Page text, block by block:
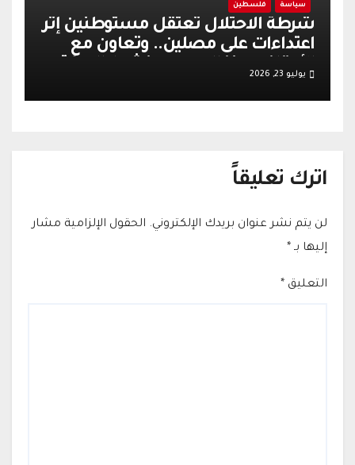
سياسة فلسطين
شرطة الاحتلال تعتقل مستوطنين إثر
اعتداءات على مصلين.. وتعاون مع
الأوقاف يعزز الهدوء وينشط الحركة
يوليو 23, 2026
اترك تعليقاً
لن يتم نشر عنوان بريدك الإلكتروني. الحقول الإلزامية مشار
إليها بـ *
التعليق *